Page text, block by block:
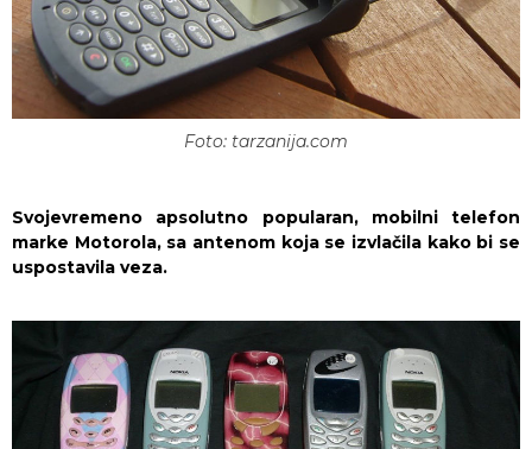
Foto: tarzanija.com
Svojevremeno apsolutno popularan, mobilni telefon
marke Motorola, sa antenom koja se izvlačila kako bi se
uspostavila veza.